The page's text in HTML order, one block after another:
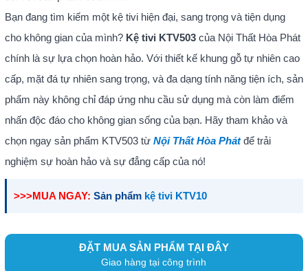
Bạn đang tìm kiếm một kệ tivi hiện đại, sang trọng và tiện dụng
cho không gian của mình? Kệ tivi KTV503của Nội Thất Hòa Phát
chính là sự lựa chọn hoàn hảo. Với thiết kế khung gỗ tự nhiên cao
cấp, mặt đá tự nhiên sang trọng, và đa dạng tính năng tiện ích, sản
phẩm này không chỉ đáp ứng nhu cầu sử dụng mà còn làm điểm
nhấn độc đáo cho không gian sống của bạn. Hãy tham khảo và
chọn ngay sản phẩm KTV503 từ Nội Thất Hòa Phátđể trải
nghiệm sự hoàn hảo và sự đẳng cấp của nó!
>>>MUA NGAY: Sản phẩm kệ tivi KTV10
ĐẶT MUA SẢN PHẨM TẠI ĐÂY
Giao hàng tại công trình